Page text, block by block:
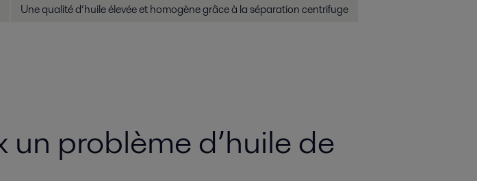
Une qualité d’huile élevée et homogène grâce à la séparation centrifuge
problème d’huile de